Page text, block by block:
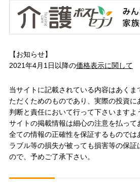
【お知らせ】
2021年4月1日以降の価格表示に関して
当サイトに記載されている内容はあく
ただくためのものであり、実際の投資
判断と責任において行って下さいますよ
サイトの掲載情報は細心の注意を払って
全ての情報の正確性を保証するものでは
ラブル等の損失が被っても損害等の保証
ので、予めご了承下さい。